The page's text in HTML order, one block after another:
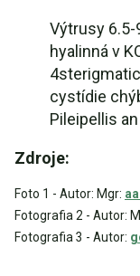
Výtrusy 6.5-
hyalinná v
cystídie
Pileipellis
Zdroje:
Foto 1 - Autor: Mgr:
Fotografia 2 - Autor:
Fotografia 3 - Autor: